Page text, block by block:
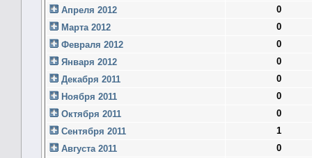
Апреля 2012
0
Марта 2012
0
Февраля 2012
0
Января 2012
0
Декабря 2011
0
Ноября 2011
0
Октября 2011
0
Сентября 2011
1
Августа 2011
0